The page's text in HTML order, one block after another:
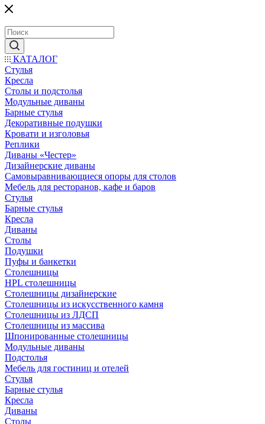
КАТАЛОГ
Стулья
Кресла
Столы и подстолья
Модульные диваны
Барные стулья
Декоративные подушки
Кровати и изголовья
Реплики
Диваны «Честер»
Дизайнерские диваны
Самовыравнивающиеся опоры для столов
Мебель для ресторанов, кафе и баров
Стулья
Барные стулья
Кресла
Диваны
Столы
Подушки
Пуфы и банкетки
Столешницы
HPL столешницы
Столешницы дизайнерские
Столешницы из искусственного камня
Столешницы из ЛДСП
Столешницы из массива
Шпонированные столешницы
Модульные диваны
Подстолья
Мебель для гостиниц и отелей
Стулья
Барные стулья
Кресла
Диваны
Столы